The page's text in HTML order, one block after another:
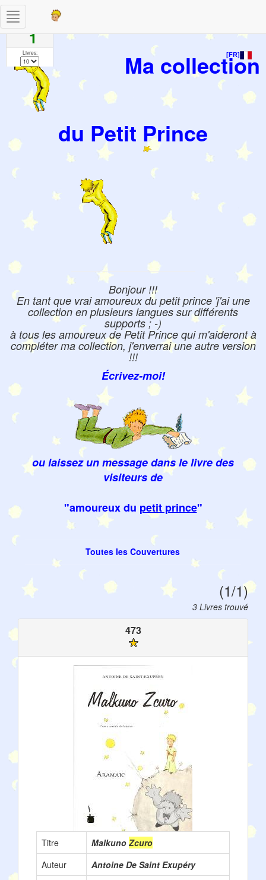
[FR]
Ma collection
du Petit Prince
Bonjour !!!
En tant que vrai amoureux du petit prince 'j'ai une
collection en plusieurs langues sur différents
supports ; -)
à tous les amoureux de Petit Prince qui m'aideront à
compléter ma collection, j'enverrai une autre version
!!!
Écrivez-moi!
ou laissez un message dans le livre des
visiteurs de
"amoureux du petit prince"
Toutes les Couvertures
Toggle
navigation
(1/1)
3 Livres trouvé
Pages
1
Livres:
473
Titre Malkuno Zcuro
Auteur
Antoine De Saint Exupéry